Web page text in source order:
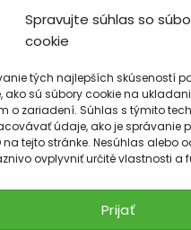
Spravujte súhlas so
cookie
tých najlepších skúseností
ako sú súbory cookie na
o zariadení. Súhlas s týmito
údaje, ako je správanie
na tejto stránke. Nesúhlas alebo
ovplyvniť určité vlastnosti a
Prijať
+421918 530 888
Cookies